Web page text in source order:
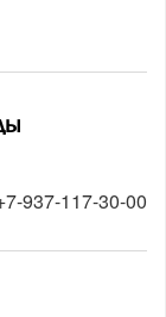
937-117-30-00